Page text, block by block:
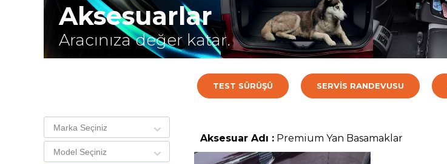
Aksesuarlar
Aracınıza değer katar.
TEST SÜRÜŞÜ SERVİS RANDEVUSU
Aksesuar Adı : Premium Yan Basamaklar